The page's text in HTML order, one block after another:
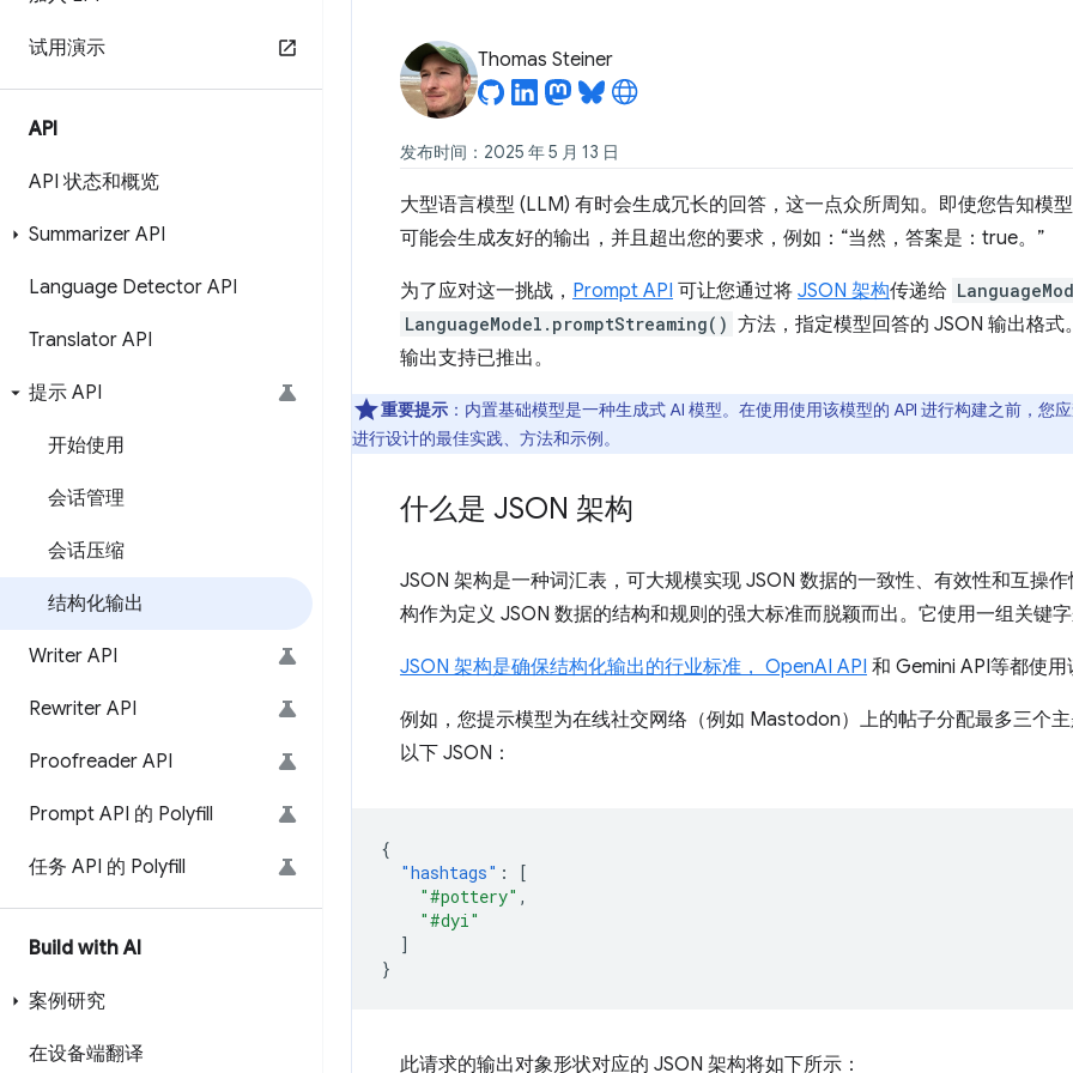
试用演示
API
API 状态和概览
Summarizer API
Language Detector API
Translator API
提示 API
开始使用
会话管理
会话压缩
结构化输出
Writer API
Rewriter API
Proofreader API
Prompt API 的 Polyfill
任务 API 的 Polyfill
Build with AI
案例研究
在设备端翻译
Thomas Steiner
发布时间：2025 年 5 月 13 日
大型语言模型 (LLM) 有时会生成冗长的回答，这一点众所周知。即使您告知模
可能会生成友好的输出，并且超出您的要求，例如：“当然，答案是：true。”
为了应对这一挑战， Prompt API 可让您通过将 JSON 架构传递给
LanguageModel.promptStreaming() 方法，指定模型回答的 JSON 输出格
输出支持已推出。
重要提示 ：内置基础模型是一种生成式 AI 模型。在使用使用该模型的 API 进行构建之前，您
进行设计的最佳实践、方法和示例。
什么是 JSON 架构
JSON 架构是一种词汇表，可大规模实现 JSON 数据的一致性、有效性和互操
构作为定义 JSON 数据的结构和规则的强大标准而脱颖而出。它使用一组关键
JSON 架构是确保结构化输出的行业标准， OpenAI API 和 Gemini API等都使
例如，您提示模型为在线社交网络（例如 Mastodon）上的帖子分配最多三个
以下 JSON：
{
"hashtags" :
[
"#pottery" ,
"#dyi"
]
}
此请求的输出对象形状对应的 JSON 架构将如下所示：